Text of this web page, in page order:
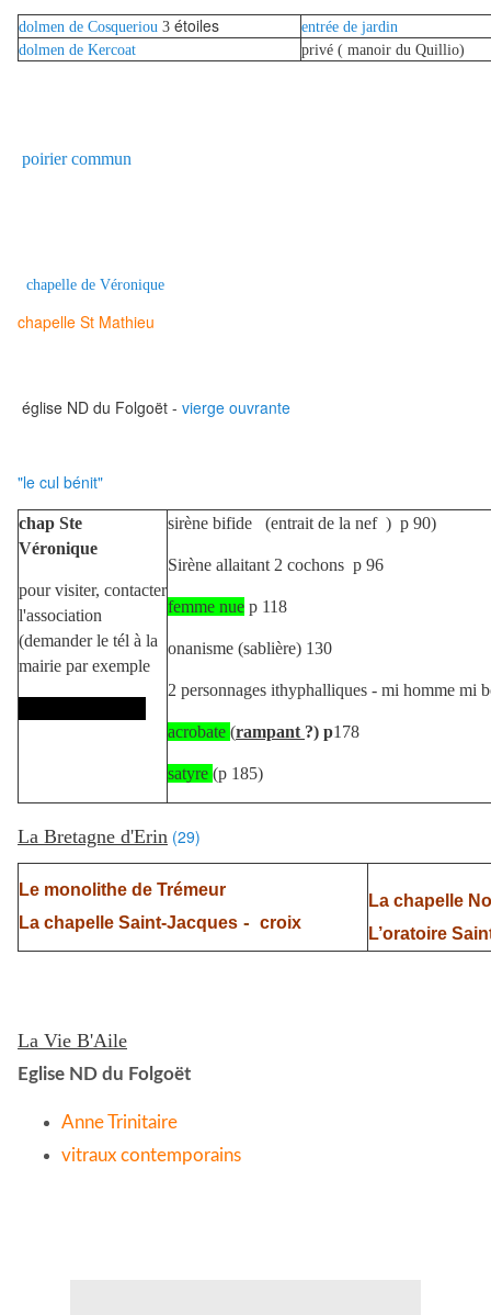
dolmen de Cosqueriou 3 étoiles
entrée de jardin
dolmen de Kercoat
privé ( manoir du Quillio)
poirier commun
chapelle de Véronique
chapelle St Mathieu
église ND du Folgoët - vierge ouvrante
"le cul bénit"
chap Ste
Véronique
pour visiter, contacter
l'association
(demander le tél à la
mairie par exemple
sirène bifide (entrait de la nef ) p 90)
Sirène allaitant 2 cochons p 96
femme nue p 118
onanisme (sablière) 130
2 personnages ithyphalliques - mi homme mi
acrobate (rampant ?) p178
satyre (p 185)
La Bretagne d'Erin (29)
Le monolithe de Trémeur
La chapelle Saint-Jacques - croix
La chapelle
L’oratoire
La Vie B'Aile
Eglise ND du Folgoët
Anne Trinitaire
vitraux contemporains